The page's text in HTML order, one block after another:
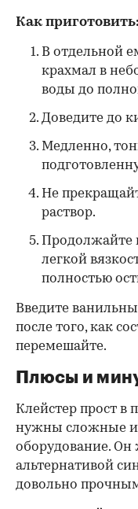
Как приготовить:
В отдельной
крахмал в
воды до
Доведите до
Медленно,
Не
раствор.
Продолжайте
легкой
полностью
Введите
после того, как
перемешайте.
Плюсы и
Клейстер прост в
нужны сложные
оборудование. Он
альтернативой
довольно